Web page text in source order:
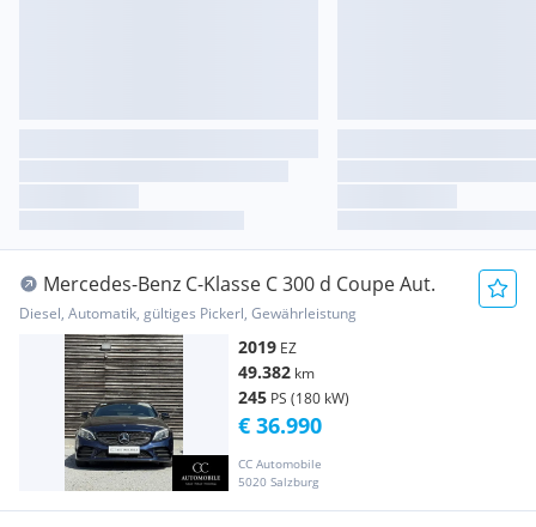
Mercedes-Benz C-Klasse C 300 d Coupe Aut.
Diesel, Automatik, gültiges Pickerl, Gewährleistung
2019 EZ
49.382 km
245 PS (180 kW)
CC Automobile
5020 Salzburg
€ 36.990